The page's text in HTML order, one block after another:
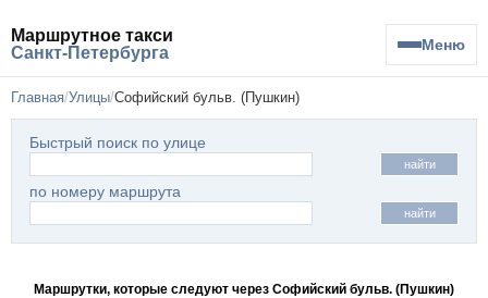
Маршрутное такси
Санкт-Петербурга
Меню
Главная Улицы Софийский бульв. (Пушкин)
Быстрый поиск по улице
найти
по номеру маршрута
найти
Маршрутки, которые следуют через Софийский бульв. (Пушкин)